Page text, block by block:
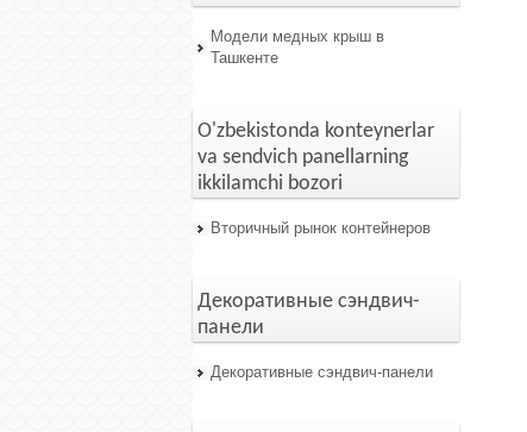
Модели медных крыш в
Ташкенте
O'zbekistonda konteynerlar
va sendvich panellarning
ikkilamchi bozori
Вторичный рынок контейнеров
Декоративные сэндвич-
панели
Декоративные сэндвич-панели